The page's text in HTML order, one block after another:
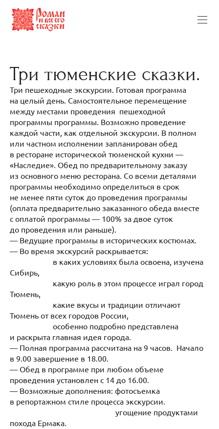
Три тюменские сказки.
Три пешеходные экскурсии. Готовая программа
на целый день. Самостоятельное перемещение
между местами проведения пешеходной
программы программы. Возможно проведение
каждой части, как отдельной экскурсии. В полном
или частном исполнении запланирован обед
в ресторане исторической тюменской кухни —
«Наследие». Обед по предварительному заказу
из основного меню ресторана. Со всеми деталями
программы необходимо определиться в срок
не менее пяти суток до проведения программы
(оплата предварительно заказанного обеда вместе
с оплатой программы — 100% за двое суток
до проведения или раньше).
— Ведущие программы в исторических костюмах.
— Во время экскурсий раскрывается:
в каких условиях была освоена, изучена
Сибирь,
какую роль в этом процессе играл город
Тюмень,
какие вкусы и традиции отличают
Тюмень от всех городов России,
особенно подробно представлена
и раскрыта главная идея города.
— Полная программа рассчитана на 9 часов. Начало
в 9.00 завершение в 18.00.
— Обед в программе при любом объеме
проведения установлен с 14 до 16.00.
— Возможные дополнения: фотосъемка
в репортажном стиле процесса экскурсии.
угощение продуктами
похода Ермака.